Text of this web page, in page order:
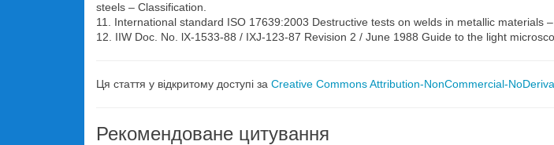
steels – Classification.
11. International standard ISO 17639:2003 Destructive tests on welds in metallic materials
12. IIW Doc. No. lX-1533-88 / IXJ-123-87 Revision 2 / June 1988 Guide to the light
Ця стаття у відкритому доступі за Creative Commons Attribution-NonCommercial-
Рекомендоване цитування